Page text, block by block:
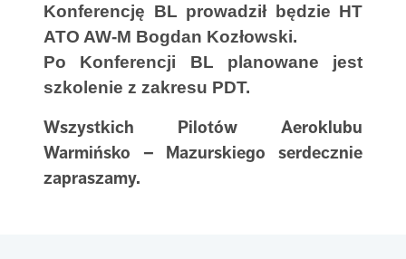
Konferencję BL prowadził będzie HT
ATO AW-M Bogdan Kozłowski.
Po Konferencji BL planowane jest
szkolenie z zakresu PDT.
Wszystkich Pilotów Aeroklubu
Warmińsko – Mazurskiego serdecznie
zapraszamy.